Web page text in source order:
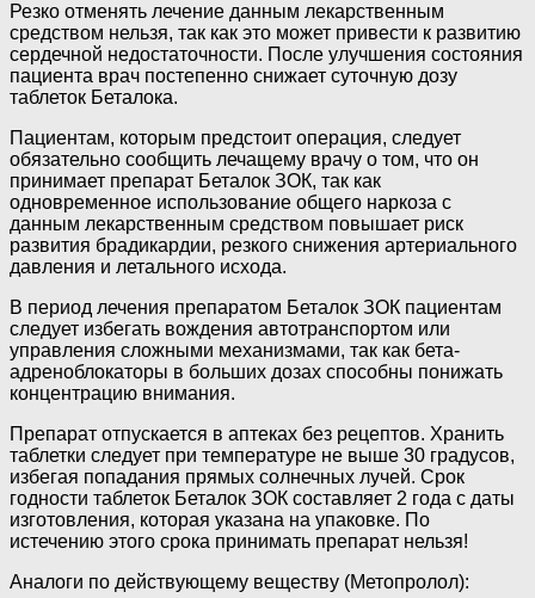
Резко отменять лечение данным лекарственным
средством нельзя, так как это может привести к развитию
сердечной недостаточности. После улучшения состояния
пациента врач постепенно снижает суточную дозу
таблеток Беталока.
Пациентам, которым предстоит операция, следует
обязательно сообщить лечащему врачу о том, что он
принимает препарат Беталок ЗОК, так как
одновременное использование общего наркоза с
данным лекарственным средством повышает риск
развития брадикардии, резкого снижения артериального
давления и летального исхода.
В период лечения препаратом Беталок ЗОК пациентам
следует избегать вождения автотранспортом или
управления сложными механизмами, так как бета-
адреноблокаторы в больших дозах способны понижать
концентрацию внимания.
Препарат отпускается в аптеках без рецептов. Хранить
таблетки следует при температуре не выше 30 градусов,
избегая попадания прямых солнечных лучей. Срок
годности таблеток Беталок ЗОК составляет 2 года с даты
изготовления, которая указана на упаковке. По
истечению этого срока принимать препарат нельзя!
Аналоги по действующему веществу (Метопролол):